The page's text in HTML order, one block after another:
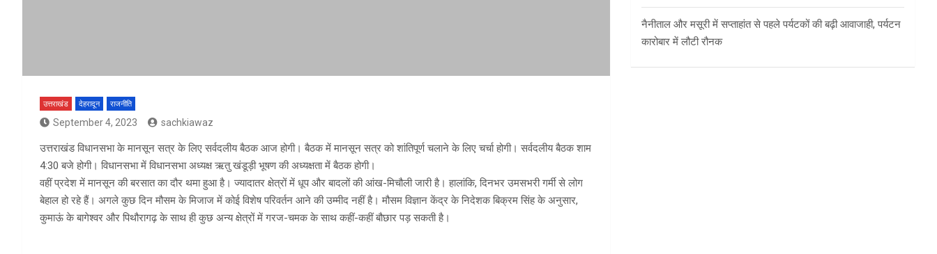
उत्तराखंड देहरादून राजनीति
September 4, 2023 sachkiawaz
उत्तराखंड विधानसभा के मानसून सत्र के लिए सर्वदलीय बैठक आज होगी। बैठक में मानसून सत्र को शांतिपूर्ण चलाने के लिए चर्चा होगी। सर्वदलीय बैठक शाम
4:30 बजे होगी। विधानसभा में विधानसभा अध्यक्ष ऋतु खंडूड़ी भूषण की अध्यक्षता में बैठक होगी।
वहीं प्रदेश में मानसून की बरसात का दौर थमा हुआ है। ज्यादातर क्षेत्रों में धूप और बादलों की आंख-मिचौली जारी है। हालांकि, दिनभर उमसभरी गर्मी से लोग
बेहाल हो रहे हैं। अगले कुछ दिन मौसम के मिजाज में कोई विशेष परिवर्तन आने की उम्मीद नहीं है। मौसम विज्ञान केंद्र के निदेशक बिक्रम सिंह के अनुसार,
कुमाऊं के बागेश्वर और पिथौरागढ़ के साथ ही कुछ अन्य क्षेत्रों में गरज-चमक के साथ कहीं-कहीं बौछार पड़ सकती है।
नैनीताल और मसूरी में सप्ताहांत से पहले पर्यटकों की बढ़ी आवाजाही, पर्यटन
कारोबार में लौटी रौनक